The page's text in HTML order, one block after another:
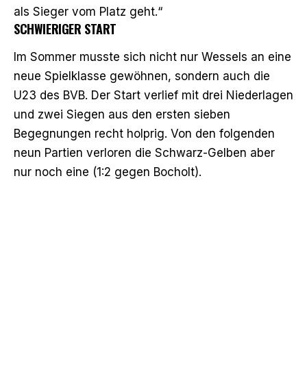
als Sieger vom Platz geht.“
SCHWIERIGER START
Im Sommer musste sich nicht nur Wessels an eine
neue Spielklasse gewöhnen, sondern auch die
U23 des BVB. Der Start verlief mit drei Niederlagen
und zwei Siegen aus den ersten sieben
Begegnungen recht holprig. Von den folgenden
neun Partien verloren die Schwarz-Gelben aber
nur noch eine (1:2 gegen Bocholt).